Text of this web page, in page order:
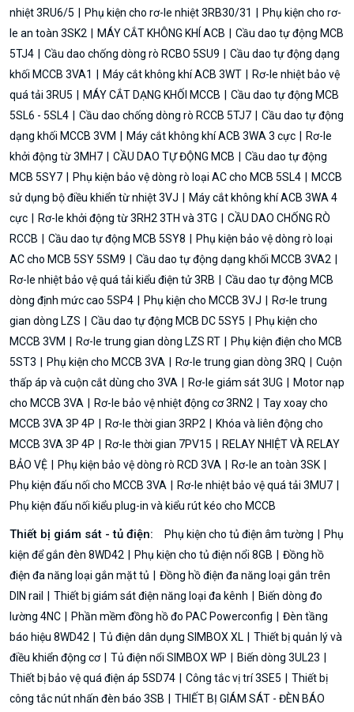
nhiệt 3RU6/5
Phụ kiện cho rơ-le nhiệt 3RB30/31
Phụ kiện cho rơ-
le an toàn 3SK2
MÁY CẮT KHÔNG KHÍ ACB
Cầu dao tự động MCB
5TJ4
Cầu dao chống dòng rò RCBO 5SU9
Cầu dao tự động dạng
khối MCCB 3VA1
Máy cắt không khí ACB 3WT
Rơ-le nhiệt bảo vệ
quá tải 3RU5
MÁY CẮT DẠNG KHỐI MCCB
Cầu dao tự động MCB
5SL6 - 5SL4
Cầu dao chống dòng rò RCCB 5TJ7
Cầu dao tự động
dạng khối MCCB 3VM
Máy cắt không khí ACB 3WA 3 cực
Rơ-le
khởi động từ 3MH7
CẦU DAO TỰ ĐỘNG MCB
Cầu dao tự động
MCB 5SY7
Phụ kiện bảo vệ dòng rò loại AC cho MCB 5SL4
MCCB
sử dụng bộ điều khiển từ nhiệt 3VJ
Máy cắt không khí ACB 3WA 4
cực
Rơ-le khởi động từ 3RH2 3TH và 3TG
CẦU DAO CHỐNG RÒ
RCCB
Cầu dao tự động MCB 5SY8
Phụ kiện bảo vệ dòng rò loại
AC cho MCB 5SY 5SM9
Cầu dao tự động dạng khối MCCB 3VA2
Rơ-le nhiệt bảo vệ quá tải kiểu điện tử 3RB
Cầu dao tự động MCB
dòng định mức cao 5SP4
Phụ kiện cho MCCB 3VJ
Rơ-le trung
gian dòng LZS
Cầu dao tự động MCB DC 5SY5
Phụ kiện cho
MCCB 3VM
Rơ-le trung gian dòng LZS RT
Phụ kiện điện cho MCB
5ST3
Phụ kiện cho MCCB 3VA Rơ-le trung gian dòng 3RQ
Cuộn
thấp áp và cuộn cắt dùng cho 3VA
Rơ-le giám sát 3UG
Motor nạp
cho MCCB 3VA
Rơ-le bảo vệ nhiệt động cơ 3RN2
Tay xoay cho
MCCB 3VA 3P 4P
Rơ-le thời gian 3RP2
Khóa và liên động cho
MCCB 3VA 3P 4P
Rơ-le thời gian 7PV15
RELAY NHIỆT VÀ RELAY
BẢO VỆ
Phụ kiện bảo vệ dòng rò RCD 3VA
Rơ-le an toàn 3SK
Phụ kiện đấu nối cho MCCB 3VA
Rơ-le nhiệt bảo vệ quá tải 3MU7
Phụ kiện đấu nối kiểu plug-in và kiểu rút kéo cho MCCB
Thiết bị giám sát - tủ điện: Phụ kiện cho tủ điện âm tường
Phụ
kiện để gắn đèn 8WD42
Phụ kiện cho tủ điện nổi 8GB
Đồng hồ
điện đa năng loại gắn mặt tủ
Đồng hồ điện đa năng loại gắn trên
DIN rail
Thiết bị giám sát điện năng loại đa kênh
Biến dòng đo
lường 4NC
Phần mềm đồng hồ đo PAC Powerconfig
Đèn tầng
báo hiệu 8WD42
Tủ điện dân dụng SIMBOX XL
Thiết bị quản lý và
điều khiển động cơ
Tủ điện nổi SIMBOX WP
Biến dòng 3UL23
Thiết bị bảo vệ quá điện áp 5SD74
Công tắc vị trí 3SE5
Thiết bị
công tắc nút nhấn đèn báo 3SB
THIẾT BỊ GIÁM SÁT - ĐÈN BÁO